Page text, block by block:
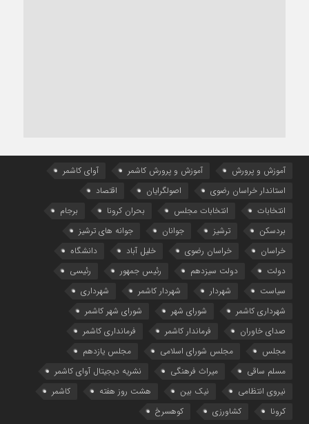
آموزش و پرورش آموزش و پرورش کاشمر
آوای کاشمر
استاندار خراسان رضوی
اصولگرایان
اقتصاد
انتخابات
انتخابات مجلس بحران کرونا
برجام
بردسکن
ترشیز جوانان
جوانه های ترشیز
خراسان
خراسان رضوی خلیل آباد
دانشگاه
دولت
دولت سیزدهم رئیس جمهور
رئیسی
سیاست
شهردار شهردار کاشمر
شهرداری
شهرداری کاشمر
شورای شهر
شورای شهر کاشمر
صدای خاوران
فرماندار کاشمر
فرمانداری کاشمر
مجلس
مجلس شورای اسلامی
مجلس یازدهم
مسلم ساقی
میراث فرهنگی
نشریه دیجیتال آوای کاشمر
نیروی انتظامی
نیک بین هشت روز هفته
کاشمر
کرونا
کشاورزی کوهسرخ